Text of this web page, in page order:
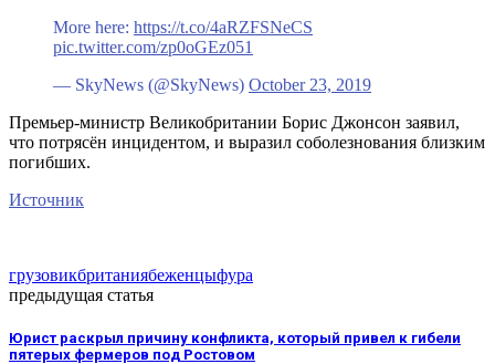
More here: https://t.co/4aRZFSNeCS
pic.twitter.com/zp0oGEz051
— SkyNews (@SkyNews) October 23, 2019
Премьер-министр Великобритании Борис Джонсон заявил,
что потрясён инцидентом, и выразил соболезнования близким
погибших.
Источник
грузовикбританиябеженцыфура
предыдущая статья
Юрист раскрыл причину конфликта, который привел к гибели
пятерых фермеров под Ростовом